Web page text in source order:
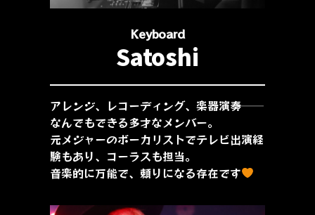
Keyboard
Satoshi
アレンジ、レコーディング、楽器演奏──
なんでもできる多才なメンバー。
元メジャーのボーカリストでテレビ出演経
験もあり、コーラスも担当。
音楽的に万能で、頼りになる存在です